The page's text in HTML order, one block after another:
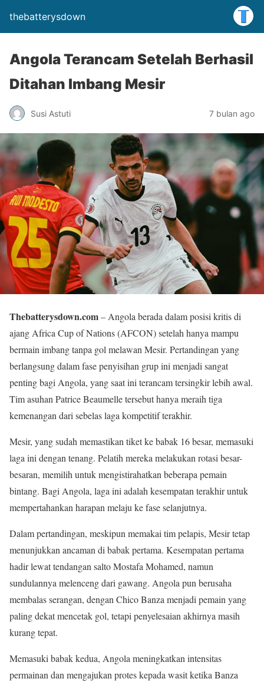
thebatterysdown
Angola Terancam Setelah Berhasil
Ditahan Imbang Mesir
Susi Astuti 7 bulan ago
Thebatterysdown.com– Angola berada dalam posisi kritis di
ajang Africa Cup of Nations (AFCON) setelah hanya mampu
bermain imbang tanpa gol melawan Mesir. Pertandingan yang
berlangsung dalam fase penyisihan grup ini menjadi sangat
penting bagi Angola, yang saat ini terancam tersingkir lebih awal.
Tim asuhan Patrice Beaumelle tersebut hanya meraih tiga
kemenangan dari sebelas laga kompetitif terakhir.
Mesir, yang sudah memastikan tiket ke babak 16 besar, memasuki
laga ini dengan tenang. Pelatih mereka melakukan rotasi besar-
besaran, memilih untuk mengistirahatkan beberapa pemain
bintang. Bagi Angola, laga ini adalah kesempatan terakhir untuk
mempertahankan harapan melaju ke fase selanjutnya.
Dalam pertandingan, meskipun memakai tim pelapis, Mesir tetap
menunjukkan ancaman di babak pertama. Kesempatan pertama
hadir lewat tendangan salto Mostafa Mohamed, namun
sundulannya melenceng dari gawang. Angola pun berusaha
membalas serangan, dengan Chico Banza menjadi pemain yang
paling dekat mencetak gol, tetapi penyelesaian akhirnya masih
kurang tepat.
Memasuki babak kedua, Angola meningkatkan intensitas
permainan dan mengajukan protes kepada wasit ketika Banza